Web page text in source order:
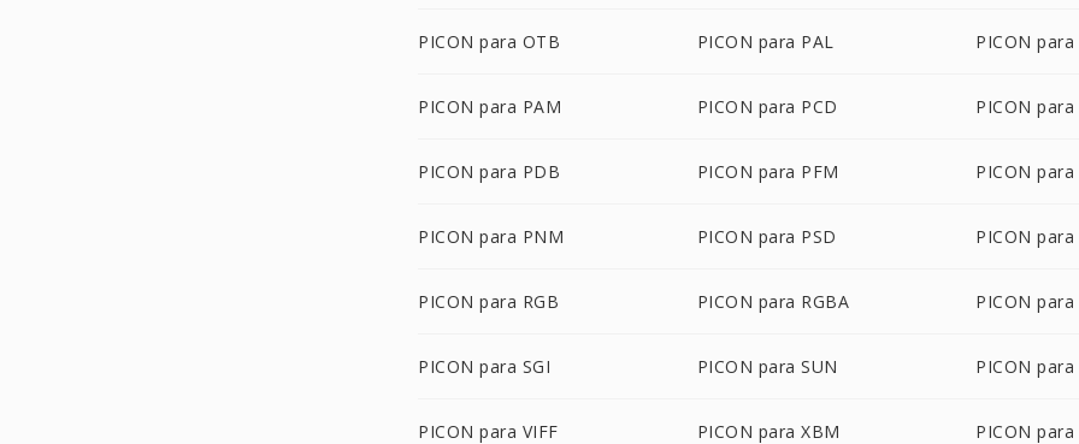
PICON para OTB PICON para PAL PICON
PICON para PAM PICON para PCD PICON para
PICON para PDB PICON para PFM PICON para
PICON para PNM PICON para PSD PICON para
PICON para RGB PICON para RGBA PICON para
PICON para SGI PICON para SUN PICON para
PICON para VIFF PICON para XBM PICON para